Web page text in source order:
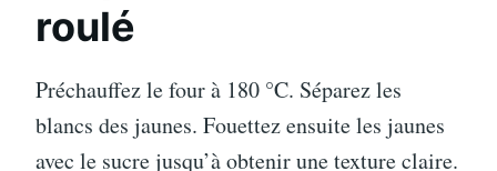
roulé
Préchauffez le four à 180 °C. Séparez les
blancs des jaunes. Fouettez ensuite les jaunes
avec le sucre jusqu’à obtenir une texture claire.